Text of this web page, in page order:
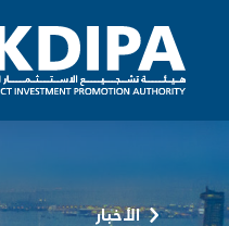
الأخبار